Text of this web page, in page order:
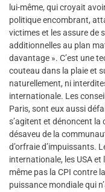
lui-même, qui croyait
politique encombrant,
victimes et les assure de
additionnelles au plan
davantage ». C’est une
couteau dans la plaie et
naturellement, ni
internationale. Les
Paris, sont eux aussi
s’agitent et dénoncent la
désaveu de la
d’orfraie d’impuissants.
internationale, les USA
même pas la CPI contre
puissance mondiale qui